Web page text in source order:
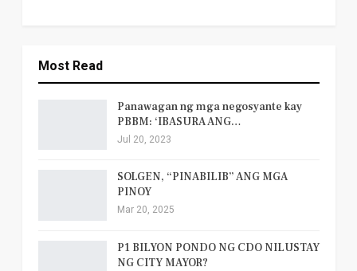
Most Read
Panawagan ng mga negosyante kay
PBBM: ‘IBASURA ANG…
Jul 20, 2023
SOLGEN, “PINABILIB” ANG MGA
PINOY
Mar 20, 2025
P1 BILYON PONDO NG CDO NILUSTAY
NG CITY MAYOR?